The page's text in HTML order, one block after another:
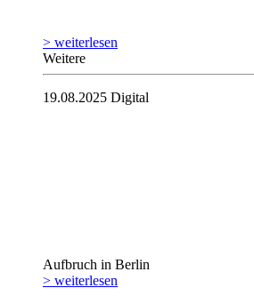
> weiterlesen
Weitere
19.08.2025 Digital
Aufbruch in Berlin
> weiterlesen